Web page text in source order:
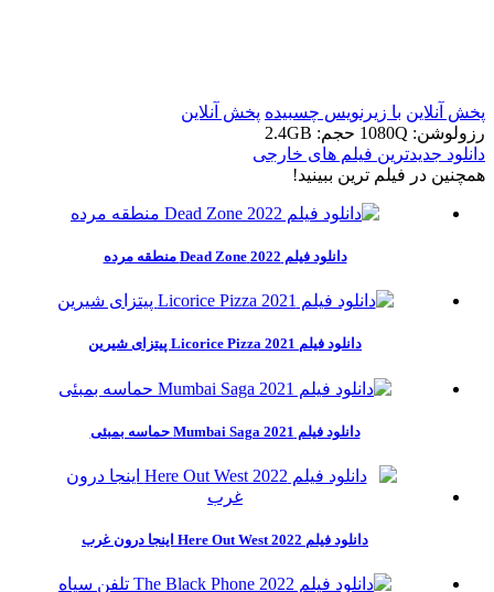
پخش آنلاین با زیرنویس چسبیده پخش آنلاین
رزولوشن: 1080Q
حجم: 2.4GB
دانلود جدیدترین فیلم های خارجی
همچنين در فيلم ترين ببينيد!
دانلود فیلم 2022 Dead Zone منطقه مرده
دانلود فیلم Licorice Pizza 2021 پیتزای شیرین
دانلود فیلم Mumbai Saga 2021 حماسه بمبئی
دانلود فیلم Here Out West 2022 اینجا درون غرب